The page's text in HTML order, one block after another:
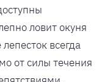
ловит окуня
всегда
от силы течения